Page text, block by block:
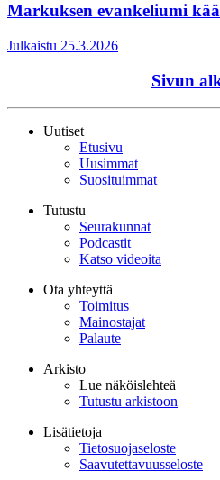
Markuksen evankeliumi
Julkaistu 25.3.2026
Sivun
Uutiset
Etusivu
Uusimmat
Suosituimmat
Tutustu
Seurakunnat
Podcastit
Katso videoita
Ota yhteyttä
Toimitus
Mainostajat
Palaute
Arkisto
Lue näköislehteä
Tutustu arkistoon
Lisätietoja
Tietosuojaseloste
Saavutettavuusseloste